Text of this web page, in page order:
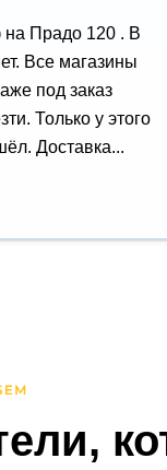
Прадо 120 . В
Все магазины
под заказ
Только у этого
Доставка...